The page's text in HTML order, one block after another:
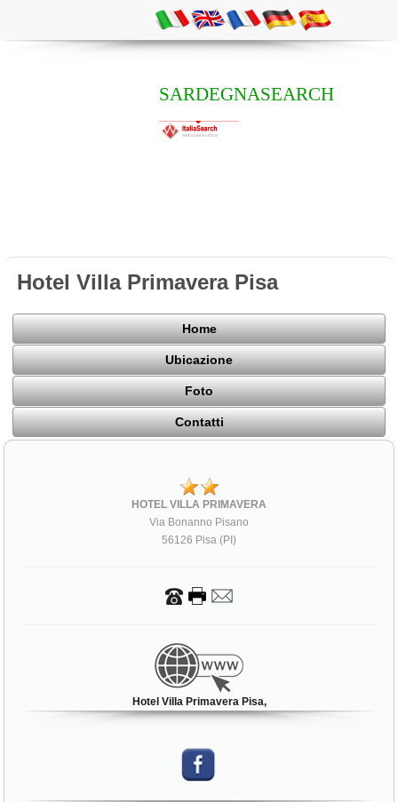
SARDEGNASEARCH
Hotel Villa Primavera Pisa
Home
Ubicazione
Foto
Contatti
HOTEL VILLA PRIMAVERA
Via Bonanno Pisano
56126 Pisa (PI)
Hotel Villa Primavera Pisa,